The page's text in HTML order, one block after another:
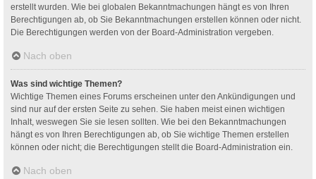
erstellt wurden. Wie bei globalen Bekanntmachungen hängt es von Ihren
Berechtigungen ab, ob Sie Bekanntmachungen erstellen können oder nicht.
Die Berechtigungen werden von der Board-Administration vergeben.
Nach oben
Was sind wichtige Themen?
Wichtige Themen eines Forums erscheinen unter den Ankündigungen und
sind nur auf der ersten Seite zu sehen. Sie haben meist einen wichtigen
Inhalt, weswegen Sie sie lesen sollten. Wie bei den Bekanntmachungen
hängt es von Ihren Berechtigungen ab, ob Sie wichtige Themen erstellen
können oder nicht; die Berechtigungen stellt die Board-Administration ein.
Nach oben